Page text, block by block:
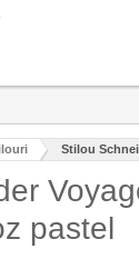
Stilou
pastel